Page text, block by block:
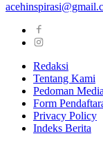
Redaksi
Tentang Kami
Pedoman
Form
Privacy Policy
Indeks Berita